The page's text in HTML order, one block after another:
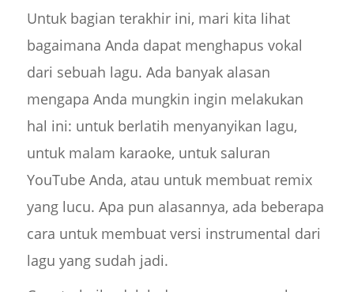
Untuk bagian terakhir ini, mari kita lihat
bagaimana Anda dapat menghapus vokal
dari sebuah lagu. Ada banyak alasan
mengapa Anda mungkin ingin melakukan
hal ini: untuk berlatih menyanyikan lagu,
untuk malam karaoke, untuk saluran
YouTube Anda, atau untuk membuat remix
yang lucu. Apa pun alasannya, ada beberapa
cara untuk membuat versi instrumental dari
lagu yang sudah jadi.